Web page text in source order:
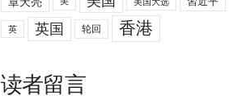
英 英国 轮回 香港
读者留言